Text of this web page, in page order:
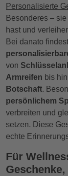
Personalisierte
Besonderes –
hast und
Bei danato
von
Armreifen bis
Botschaft.
persönlichem
verbreiten und
setzen. Diese
echte
Für